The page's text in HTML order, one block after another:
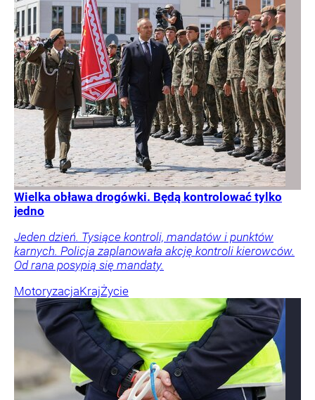
Wielka obława drogówki. Będą kontrolować tylko
jedno
Jeden dzień. Tysiące kontroli, mandatów i punktów
karnych. Policja zaplanowała akcję kontroli kierowców.
Od rana posypią się mandaty.
MotoryzacjaKrajŻycie